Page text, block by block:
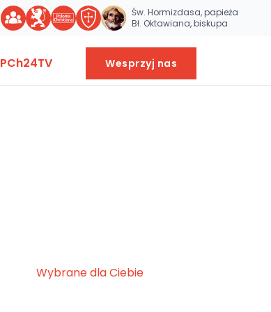
Św. Hormizdasa, papieża
Bł. Oktawiana, biskupa
PCh24TV Wesprzyj nas
Wybrane dla Ciebie